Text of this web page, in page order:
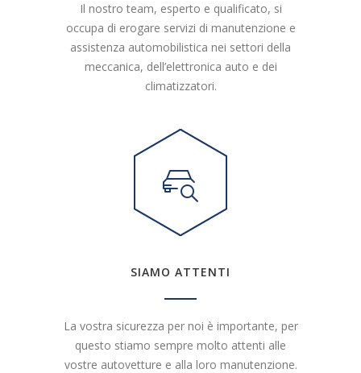
Il nostro team, esperto e qualificato, si
occupa di erogare servizi di manutenzione e
assistenza automobilistica nei settori della
meccanica, dell’elettronica auto e dei
climatizzatori.
SIAMO ATTENTI
La vostra sicurezza per noi è importante, per
questo stiamo sempre molto attenti alle
vostre autovetture e alla loro manutenzione.